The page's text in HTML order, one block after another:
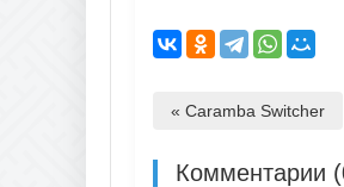
« Caramba Switcher
Комментарии